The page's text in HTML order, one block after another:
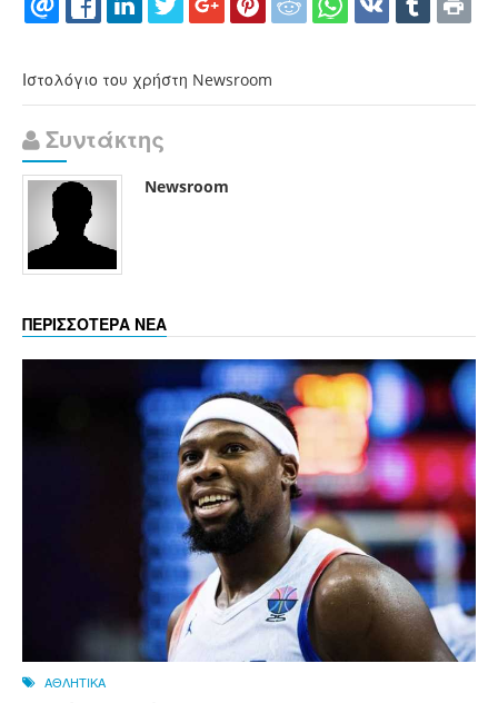
Ιστολόγιο του χρήστη Newsroom
Συντάκτης
Newsroom
ΠΕΡΙΣΣΟΤΕΡΑ ΝΕΑ
ΑΘΛΗΤΙΚΑ